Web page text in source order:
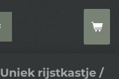
Uniek rijstkastje /